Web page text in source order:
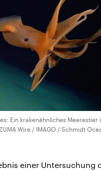
aktuelle Berichte
zu den Parteien
anstehenden
aktuelle
Programm Podcasts
Ein krakenähnliches Meerestier
Wire / IMAGO / Schmidt
einer Untersuchung